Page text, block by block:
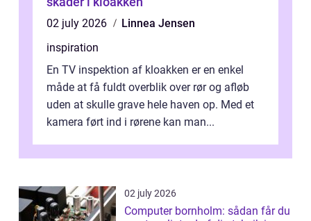
02 july 2026
Linnea Jensen
inspiration
En TV inspektion af kloakken er en enkel
måde at få fuldt overblik over rør og afløb
uden at skulle grave hele haven op. Med et
kamera ført ind i rørene kan man...
02 july 2026
Computer bornholm: sådan får du